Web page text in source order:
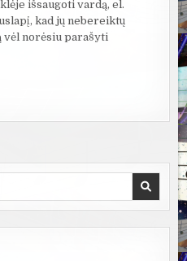
išsaugoti vardą, el.
kad jų nebereiktų
vėl norėsiu parašyti